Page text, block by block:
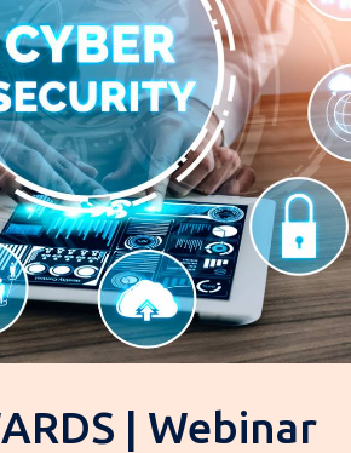
| Webinar